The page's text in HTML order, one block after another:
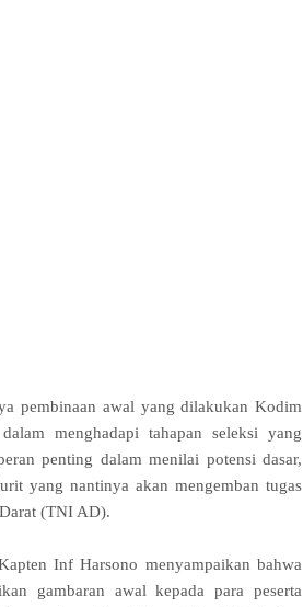
pembinaan awal yang dilakukan Kodim
menghadapi tahapan seleksi yang
penting dalam menilai potensi dasar,
yang nantinya akan mengemban tugas
(TNI AD).
Inf Harsono menyampaikan bahwa
gambaran awal kepada para peserta